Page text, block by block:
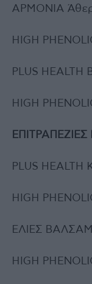
ΑΡΜΟΝΙΑ
HIGH
PLUS HEALTH
HIGH
ΕΠΙΤΡΑΠΕΖΙΕΣ
PLUS HEALTH
HIGH
ΕΛΙΕΣ
HIGH